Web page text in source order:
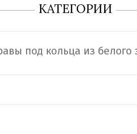
КАТЕГОРИИ
под кольца из белого